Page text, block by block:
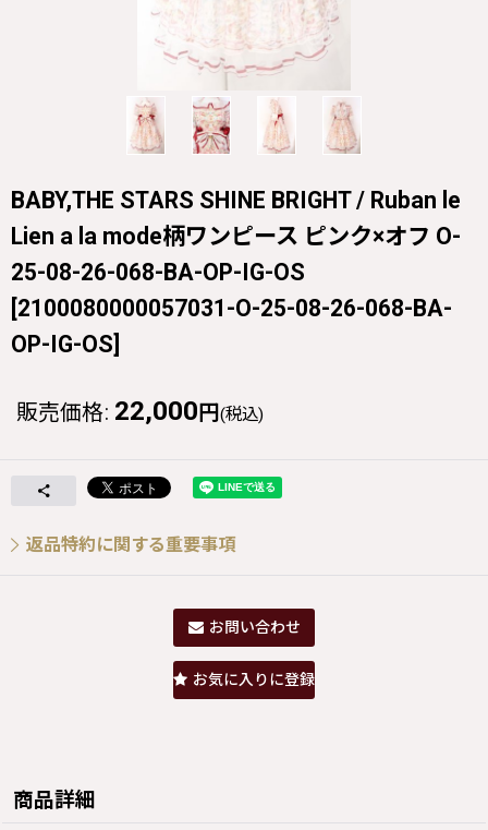
BABY,THE STARS SHINE BRIGHT / Ruban le
Lien a la mode柄ワンピース ピンク×オフ O-
25-08-26-068-BA-OP-IG-OS
[2100080000057031-O-25-08-26-068-BA-
OP-IG-OS]
販売価格: 22,000 円 (税込)
返品特約に関する重要事項
お問い合わせ
お気に入りに登録
商品詳細